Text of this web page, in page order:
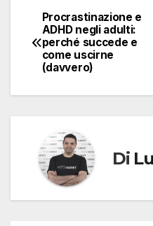
Navigazione
articoli
Procrastinazione e
ADHD negli adulti:
perché succede e
come uscirne
(davvero)
Di